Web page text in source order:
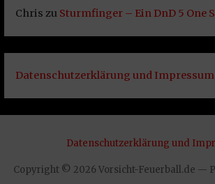
Chris zu Sturmfinger – Ein DnD 5 One
Datenschutzerklärung und Impressum
Datenschutzerklärung und
Copyright © 2026 Vorsicht-Feuerball.de —